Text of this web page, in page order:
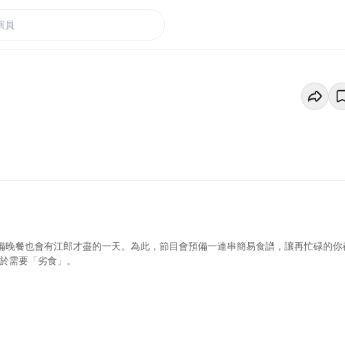
餐也會有江郎才盡的一天。為此，節目會預備一連串簡易食譜，讓再忙碌的你
需要「劣食」。